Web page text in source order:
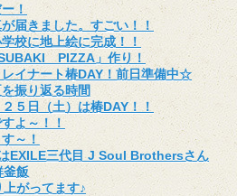
！
届きました。すごい！！
校に地上絵に完成！！
PIZZA」作り！
イナート椿DAY！前日準備中☆
振り返る時間
５日（土）は椿DAY！！
よ～！！
～！
EXILE三代目 J Soul Brothersさん
釜飯
がってます♪